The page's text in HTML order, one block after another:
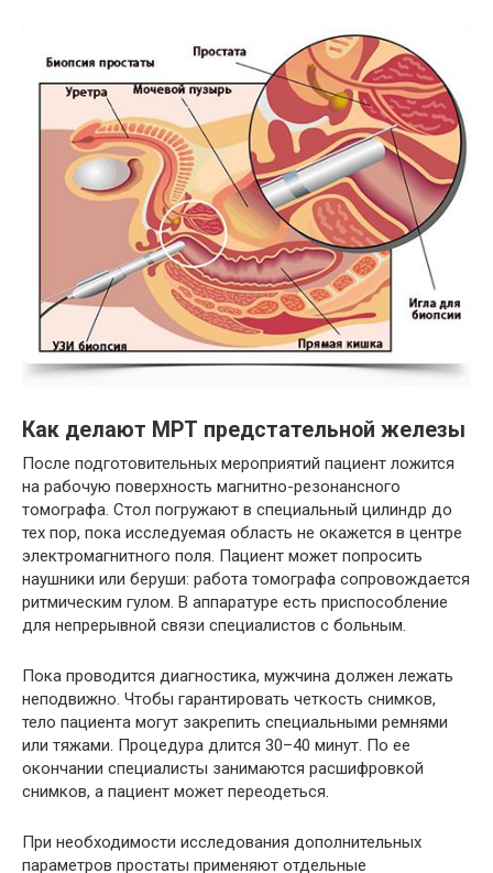
Как делают МРТ предстательной железы
После подготовительных мероприятий пациент ложится
на рабочую поверхность магнитно-резонансного
томографа. Стол погружают в специальный цилиндр до
тех пор, пока исследуемая область не окажется в центре
электромагнитного поля. Пациент может попросить
наушники или беруши: работа томографа сопровождается
ритмическим гулом. В аппаратуре есть приспособление
для непрерывной связи специалистов с больным.
Пока проводится диагностика, мужчина должен лежать
неподвижно. Чтобы гарантировать четкость снимков,
тело пациента могут закрепить специальными ремнями
или тяжами. Процедура длится 30–40 минут. По ее
окончании специалисты занимаются расшифровкой
снимков, а пациент может переодеться.
При необходимости исследования дополнительных
параметров простаты применяют отдельные